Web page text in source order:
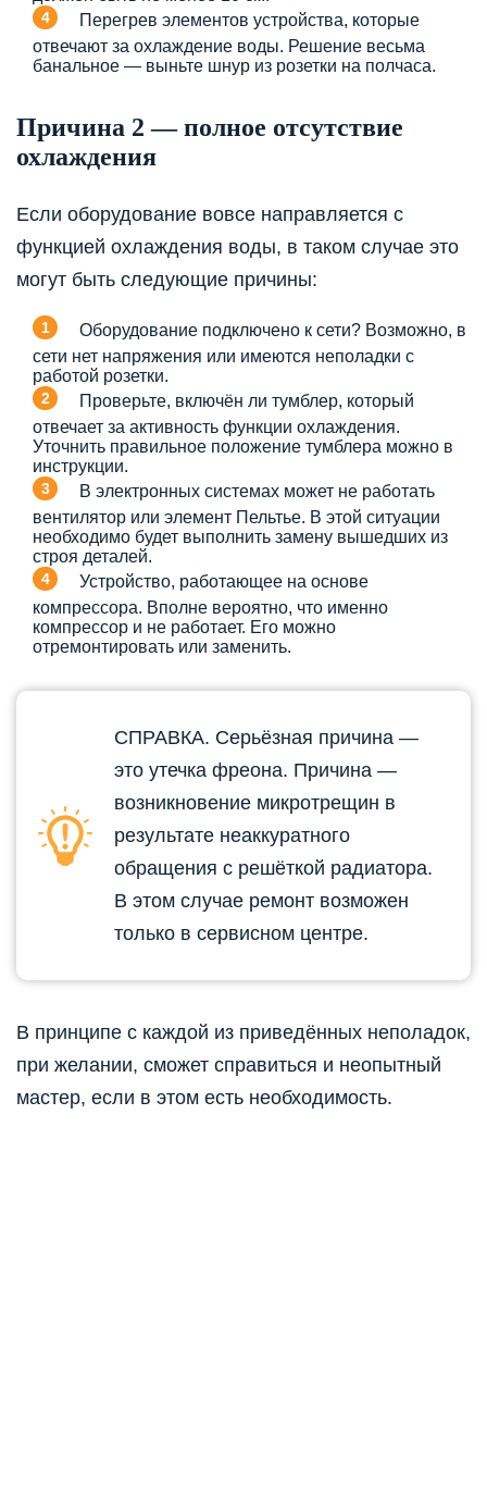
Перегрев элементов устройства, которые
отвечают за охлаждение воды. Решение весьма
банальное — выньте шнур из розетки на полчаса.
Причина 2 — полное отсутствие
охлаждения
Если оборудование вовсе направляется с
функцией охлаждения воды, в таком случае это
могут быть следующие причины:
Оборудование подключено к сети? Возможно, в
сети нет напряжения или имеются неполадки с
работой розетки.
Проверьте, включён ли тумблер, который
отвечает за активность функции охлаждения.
Уточнить правильное положение тумблера можно в
инструкции.
В электронных системах может не работать
вентилятор или элемент Пельтье. В этой ситуации
необходимо будет выполнить замену вышедших из
строя деталей.
Устройство, работающее на основе
компрессора. Вполне вероятно, что именно
компрессор и не работает. Его можно
отремонтировать или заменить.
СПРАВКА. Серьёзная причина —
это утечка фреона. Причина —
возникновение микротрещин в
результате неаккуратного
обращения с решёткой радиатора.
В этом случае ремонт возможен
только в сервисном центре.
В принципе с каждой из приведённых неполадок,
при желании, сможет справиться и неопытный
мастер, если в этом есть необходимость.